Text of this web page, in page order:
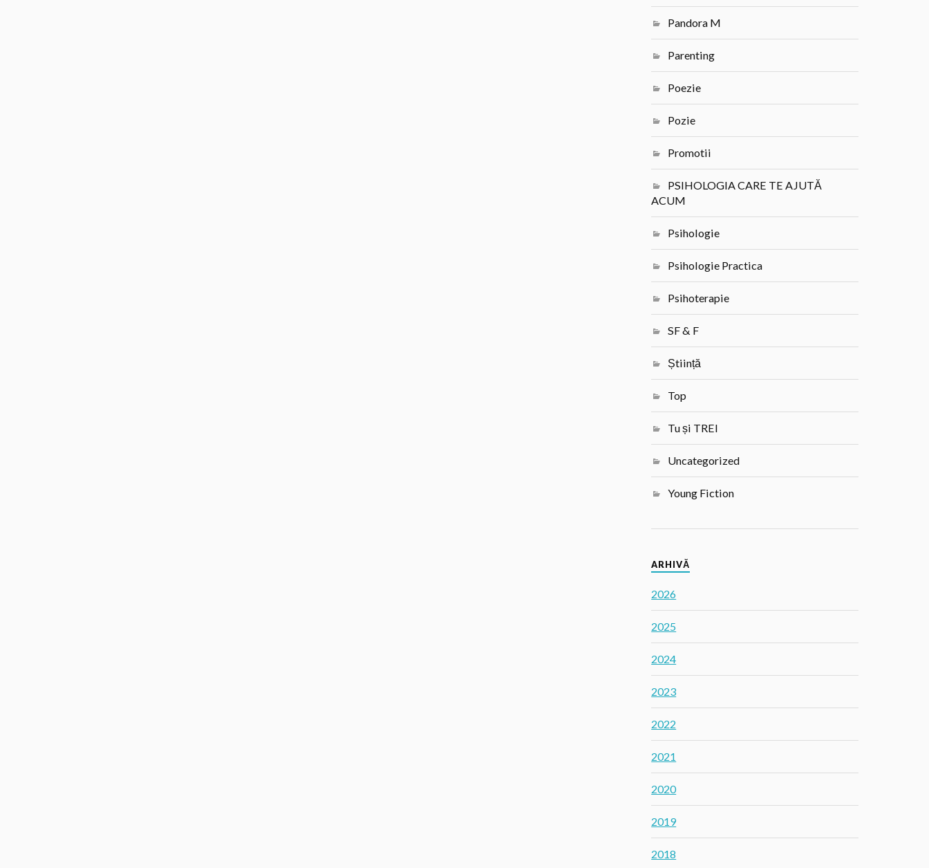
Pandora M
Parenting
Poezie
Pozie
Promotii
PSIHOLOGIA CARE TE AJUTĂ
ACUM
Psihologie
Psihologie Practica
Psihoterapie
SF & F
Știință
Top
Tu și TREI
Uncategorized
Young Fiction
ARHIVĂ
2026
2025
2024
2023
2022
2021
2020
2019
2018